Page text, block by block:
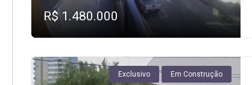
R$ 1.480.000
Exclusivo Em Construção